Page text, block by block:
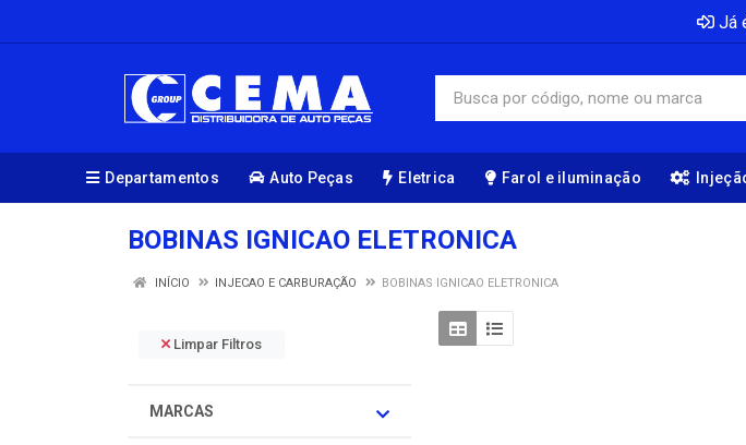
Já
Departamentos Auto Peças Eletrica Farol e iluminação
BOBINAS IGNICAO ELETRONICA
INÍCIO INJECAO E CARBURAÇÃO BOBINAS IGNICAO ELETRONICA
Limpar Filtros
MARCAS